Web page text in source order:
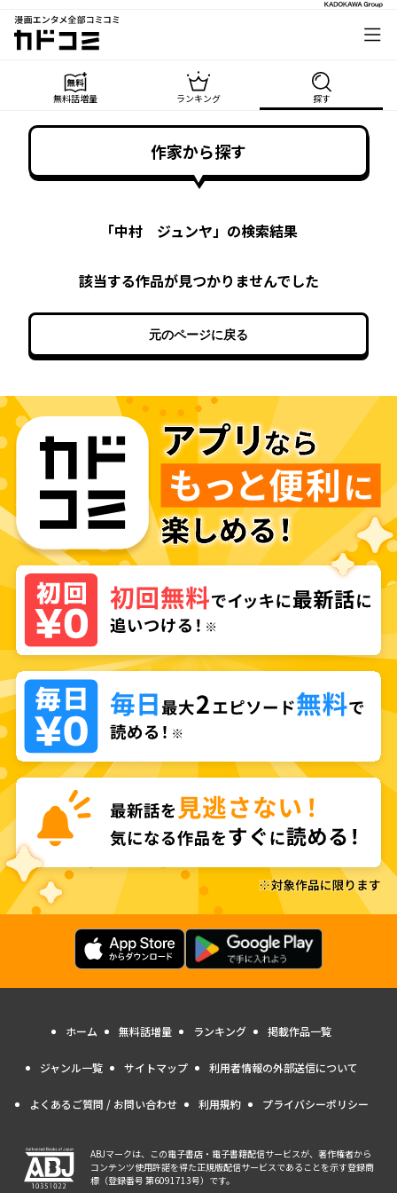
漫画エンタメ全部コミコミ
カドコミ
無料話増量 ランキング 探す
作家から探す
「中村 ジュンヤ」の検索結果
該当する作品が見つかりませんでした
元のページに戻る
ホーム 無料話増量 ランキング 掲載作品一覧
ジャンル一覧 サイトマップ 利用者情報の外部送信について
よくあるご質問 / お問い合わせ 利用規約 プライバシーポリシー
ABJマークは、この電子書店・電子書籍配信サービスが、著作権者から
コンテンツ使用許諾を得た正規版配信サービスであることを示す登録商
標（登録番号 第6091713号）です。